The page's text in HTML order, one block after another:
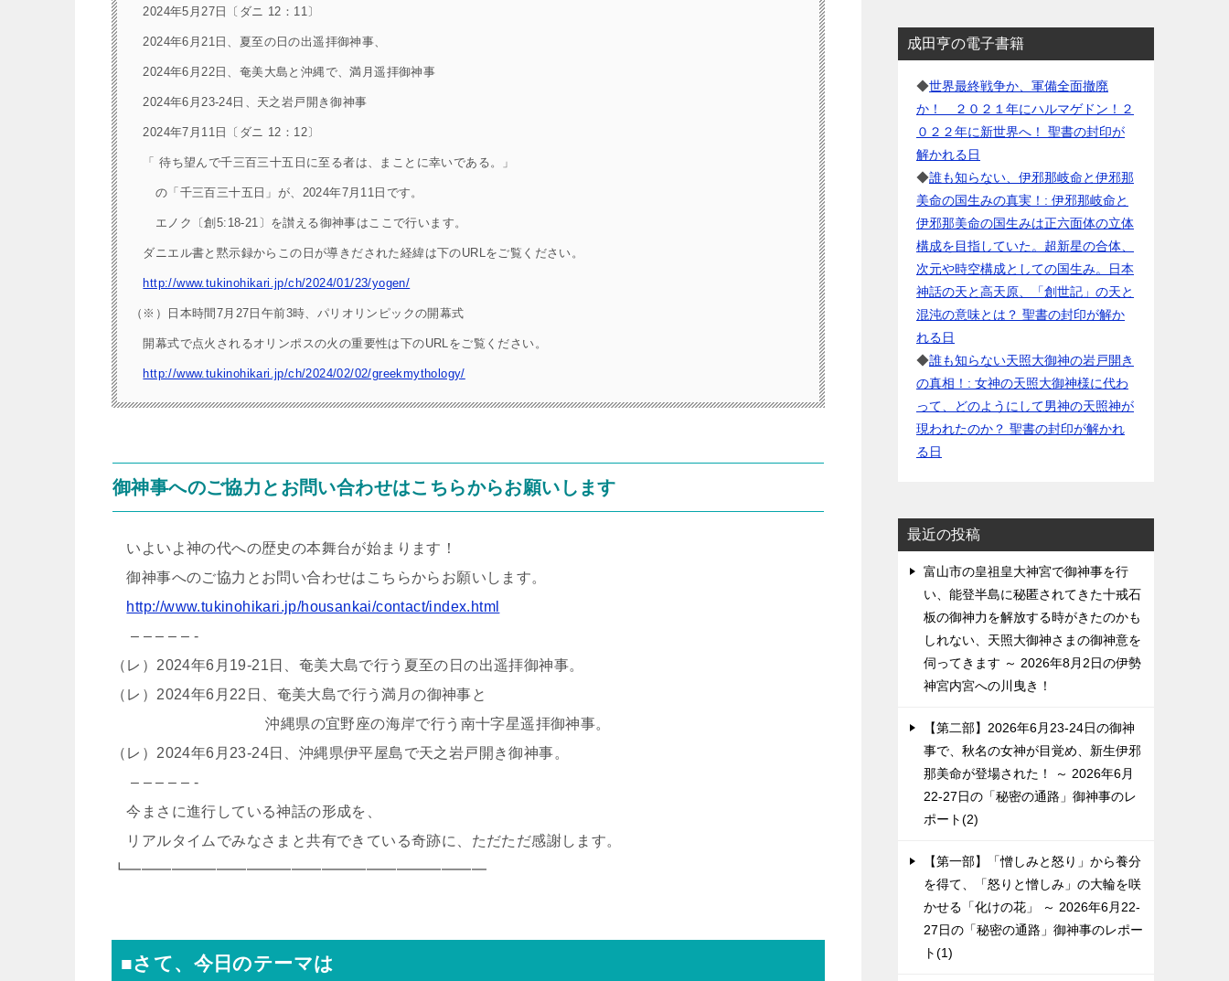
2024年5月27日〔ダニ 12：11〕
2024年6月21日、夏至の日の出遥拝御神事、
2024年6月22日、奄美大島と沖縄で、満月遥拝御神事
2024年6月23-24日、天之岩戸開き御神事
2024年7月11日〔ダニ 12：12〕
「 待ち望んで千三百三十五日に至る者は、まことに幸いである。」
の「千三百三十五日」が、2024年7月11日です。
エノク〔創5:18-21〕を讃える御神事はここで行います。
ダニエル書と黙示録からこの日が導きだされた経緯は下のURLをご覧ください。
http://www.tukinohikari.jp/ch/2024/01/23/yogen/
（※）日本時間7月27日午前3時、パリオリンピックの開幕式
開幕式で点火されるオリンポスの火の重要性は下のURLをご覧ください。
http://www.tukinohikari.jp/ch/2024/02/02/greekmythology/
御神事へのご協力とお問い合わせはこちらからお願いします
いよいよ神の代への歴史の本舞台が始まります！
御神事へのご協力とお問い合わせはこちらからお願いします。
http://www.tukinohikari.jp/housankai/contact/index.html
– – – – – -
（レ）2024年6月19-21日、奄美大島で行う夏至の日の出遥拝御神事。
（レ）2024年6月22日、奄美大島で行う満月の御神事と
沖縄県の宜野座の海岸で行う南十字星遥拝御神事。
（レ）2024年6月23-24日、沖縄県伊平屋島で天之岩戸開き御神事。
– – – – – -
今まさに進行している神話の形成を、
リアルタイムでみなさまと共有できている奇跡に、ただただ感謝します。
┗━━━━━━━━━━━━━━━━━━━━━━━━
■さて、今日のテーマは
成田亨の電子書籍
◆世界最終戦争か、軍備全面撤廃
か！ ２０２１年にハルマゲドン！２
０２２年に新世界へ！ 聖書の封印が
解かれる日
◆誰も知らない、伊邪那岐命と伊邪那
美命の国生みの真実！: 伊邪那岐命と
伊邪那美命の国生みは正六面体の立体
構成を目指していた。超新星の合体、
次元や時空構成としての国生み。日本
神話の天と高天原、「創世記」の天と
混沌の意味とは？ 聖書の封印が解か
れる日
◆誰も知らない天照大御神の岩戸開き
の真相！: 女神の天照大御神様に代わ
って、どのようにして男神の天照神が
現われたのか？ 聖書の封印が解かれ
る日
最近の投稿
富山市の皇祖皇大神宮で御神事を行
い、能登半島に秘匿されてきた十戒石
板の御神力を解放する時がきたのかも
しれない、天照大御神さまの御神意を
伺ってきます ～ 2026年8月2日の伊勢
神宮内宮への川曳き！
【第二部】2026年6月23-24日の御神
事で、秋名の女神が目覚め、新生伊邪
那美命が登場された！ ～ 2026年6月
22-27日の「秘密の通路」御神事のレ
ポート(2)
【第一部】「憎しみと怒り」から養分
を得て、「怒りと憎しみ」の大輪を咲
かせる「化けの花」 ～ 2026年6月22-
27日の「秘密の通路」御神事のレポー
ト(1)